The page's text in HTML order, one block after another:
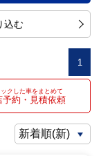
込む
1
クした車をまとめて
予約・見積依頼